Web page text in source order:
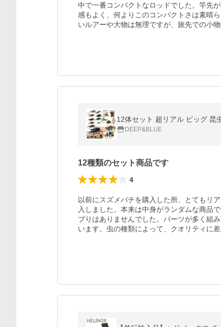
中で一番コンパクトなロッドでした。竿先
感もよく、何よりこのコンパクトさは素晴
いルアーや大物は無理ですが、旅先での小
12体セット 超リアル ビッグ 昆
DEEP&BLUE
12種類のセット商品です
4
以前にスズメバチを購入した所、とてもリ
入しました。本来は中身がランダムな商品
ブりはありませんでした。パーツが多く組
います。虫の種類によって、クオリティに差